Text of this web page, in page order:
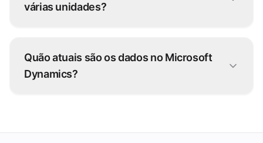
várias unidades?
detalhe por canal.
Quão atuais são os dados no Microsoft
Dynamics?